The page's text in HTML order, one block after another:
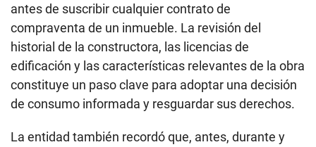
antes de suscribir cualquier contrato de
compraventa de un inmueble. La revisión del
historial de la constructora, las licencias de
edificación y las características relevantes de la obra
constituye un paso clave para adoptar una decisión
de consumo informada y resguardar sus derechos.
La entidad también recordó que, antes, durante y